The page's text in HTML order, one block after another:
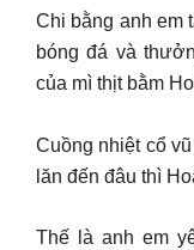
Chi bằng anh em
bóng đá và
của mì thịt bằm
Cuồng nhiệt cổ
lăn đến đâu thì
Thế là anh em